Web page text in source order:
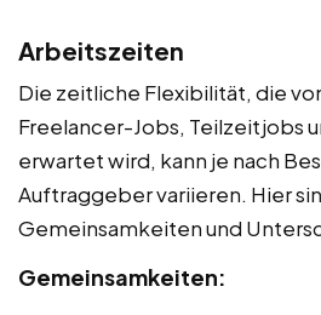
Arbeitszeiten
Die zeitliche Flexibilität, die
Freelancer-Jobs, Teilzeitjobs
erwartet wird, kann je nach
Auftraggeber variieren. Hier
Gemeinsamkeiten und
Gemeinsamkeiten: